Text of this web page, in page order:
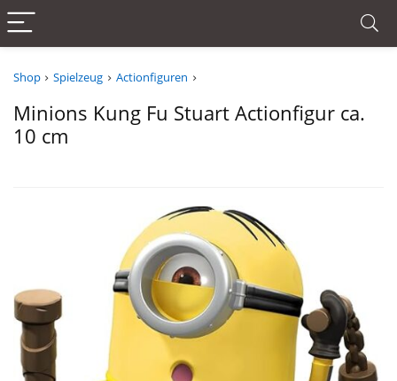
Shop Spielzeug Actionfiguren
Minions Kung Fu Stuart Actionfigur ca.
10 cm